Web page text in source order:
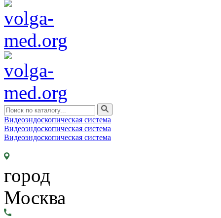
Видеоэндоскопическая система
Видеоэндоскопическая система
Видеоэндоскопическая система
город
Москва